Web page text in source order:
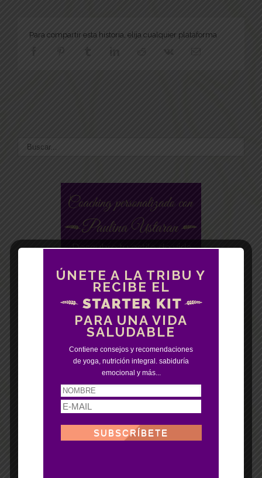
Para compartir esta historia, elija cualquier plataforma
ÚNETE A LA TRIBU Y
RECIBE EL
PARA UNA VIDA
SALUDABLE
Contiene consejos y recomendaciones
de yoga, nutrición integral. sabiduría
emocional y más...